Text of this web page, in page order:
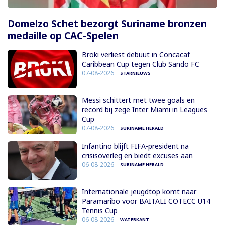
Domelzo Schet bezorgt Suriname bronzen
medaille op CAC-Spelen
Broki verliest debuut in Concacaf
Caribbean Cup tegen Club Sando FC
07-08-2026 STARNIEUWS
Messi schittert met twee goals en
record bij zege Inter Miami in Leagues
Cup
07-08-2026 SURINAME HERALD
Infantino blijft FIFA-president na
crisisoverleg en biedt excuses aan
06-08-2026 SURINAME HERALD
Internationale jeugdtop komt naar
Paramaribo voor BAITALI COTECC U14
Tennis Cup
06-08-2026 WATERKANT